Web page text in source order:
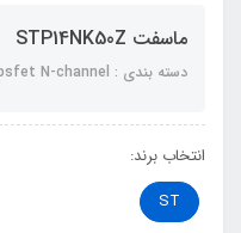
ماسفت STP14NK50Z
دسته بندی : Mosfet N-channel
انتخاب برند:
ST